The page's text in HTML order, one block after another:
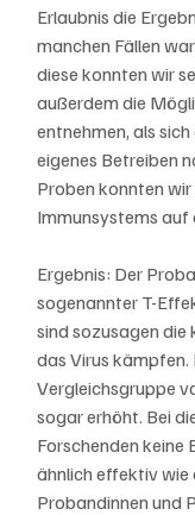
Erlaubnis die
manchen Fällen
diese konnten wir
außerdem die
entnehmen, als
eigenes Betreiben
Proben konnten
Immunsystems auf
Ergebnis: Der
sogenannter T-
sind sozusagen die
das Virus kämpfen.
Vergleichsgruppe
sogar erhöht. Bei
Forschenden keine
ähnlich effektiv wie
Probandinnen und